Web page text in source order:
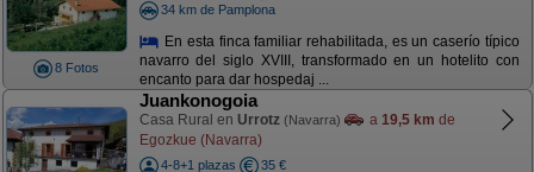
8 Fotos
34 km de Pamplona
En esta finca familiar rehabilitada, es un caserío típico
navarro del siglo XVIII, transformado en un hotelito con
encanto para dar hospedaj ...
Juankonogoia
Casa Rural en Urrotz (Navarra) a 19,5 km de
Egozkue (Navarra)
4-8+1 plazas
35 €